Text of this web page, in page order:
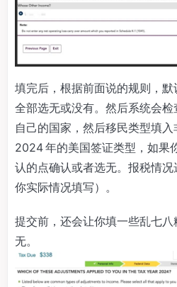
填完后，根据前面说的规则，
全部选无或没有。然后系统会
自己的国家，然后移民类型填
2024 年的美国签证类型，如果
认的点确认或者选无。报税情
你实际情况填写）。
提交前，还会让你填一些乱七
无。